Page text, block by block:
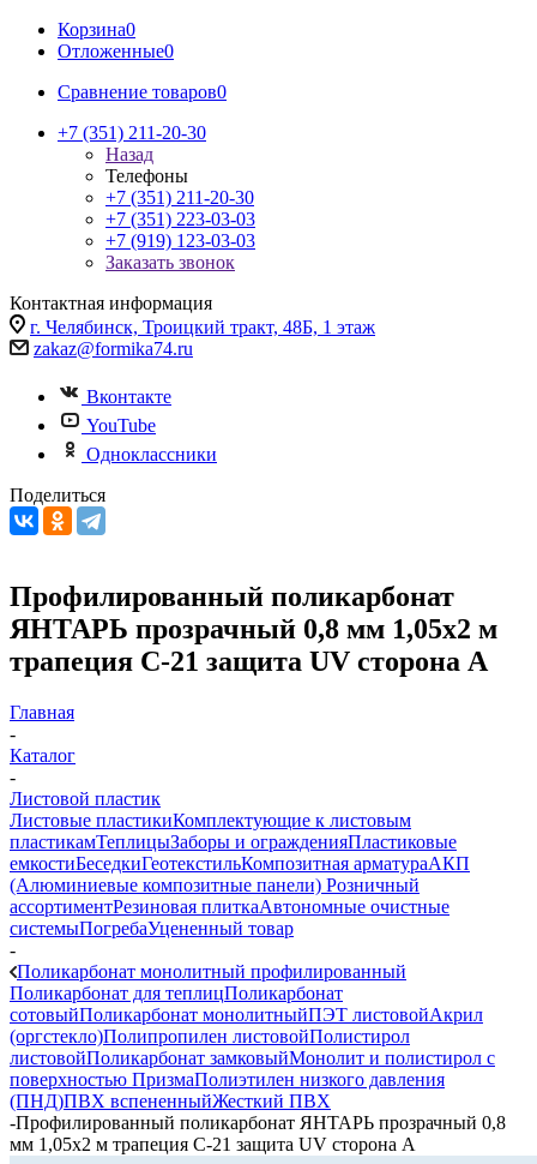
Корзина0
Отложенные0
Сравнение товаров0
+7 (351) 211-20-30
Назад
Телефоны
+7 (351) 211-20-30
+7 (351) 223-03-03
+7 (919) 123-03-03
Заказать звонок
Контактная информация
г. Челябинск, Троицкий тракт, 48Б, 1 этаж
zakaz@formika74.ru
Вконтакте
YouTube
Одноклассники
Поделиться
Профилированный поликарбонат
ЯНТАРЬ прозрачный 0,8 мм 1,05х2 м
трапеция С-21 защита UV сторона А
Главная
-
Каталог
-
Листовой пластик
Листовые пластикиКомплектующие к листовым
пластикамТеплицыЗаборы и огражденияПластиковые
емкостиБеседкиГеотекстильКомпозитная арматураАКП
(Алюминиевые композитные панели) Розничный
ассортиментРезиновая плиткаАвтономные очистные
системыПогребаУцененный товар
-
Поликарбонат монолитный профилированный
Поликарбонат для теплицПоликарбонат
сотовыйПоликарбонат монолитныйПЭТ листовойАкрил
(оргстекло)Полипропилен листовойПолистирол
листовойПоликарбонат замковыйМонолит и полистирол с
поверхностью ПризмаПолиэтилен низкого давления
(ПНД)ПВХ вспененныйЖесткий ПВХ
-Профилированный поликарбонат ЯНТАРЬ прозрачный 0,8
мм 1,05х2 м трапеция С-21 защита UV сторона А